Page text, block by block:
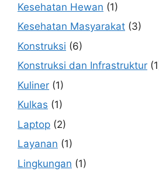
Kesehatan Hewan (1)
Kesehatan Masyarakat (3)
Konstruksi (6)
Konstruksi dan Infrastruktur
Kuliner (1)
Kulkas (1)
Laptop (2)
Layanan (1)
Lingkungan (1)